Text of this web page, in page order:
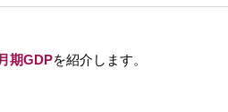
期GDPを紹介します。